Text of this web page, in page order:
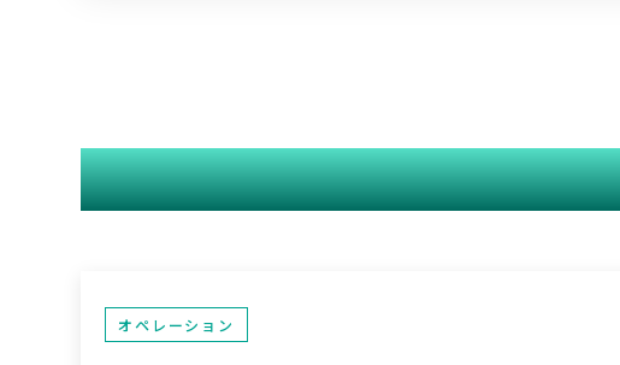
オペレーション